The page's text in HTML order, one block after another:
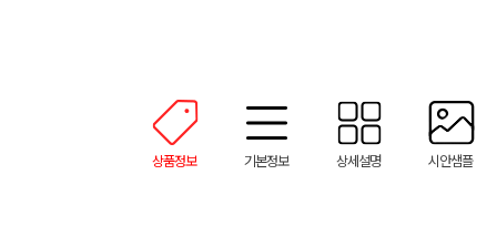
상품정보 기본정보 상세설명 시안샘플